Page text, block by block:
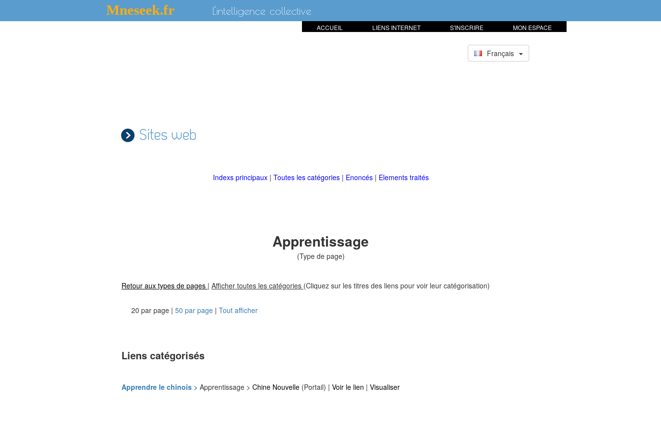
Mneseek.fr L'intelligence collective
MON ESPACE
S'INSCRIRE
LIENS INTERNET
ACCUEIL
Français
Sites web
Indexs principaux | Toutes les catégories | Enoncés | Elements traités
Apprentissage
(Type de page)
Retour aux types de pages | Afficher toutes les catégories (Cliquez sur les titres des liens pour voir leur catégorisation)
20 par page | 50 par page | Tout afficher
Liens catégorisés
Apprendre le chinois > Apprentissage > Chine Nouvelle (Portail) | Voir le lien | Visualiser